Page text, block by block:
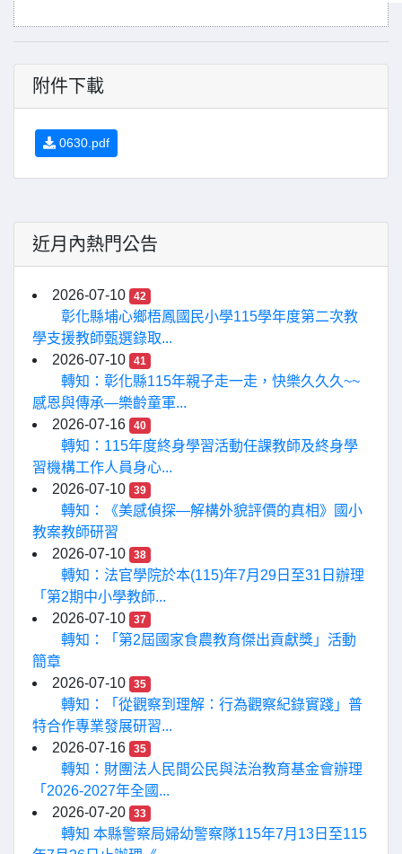
附件下載
0630.pdf
近月內熱門公告
2026-07-10 42
彰化縣埔心鄉梧鳳國民小學115學年度第二次教
學支援教師甄選錄取...
2026-07-10
41
轉知：彰化縣115年親子走一走，快樂久久久~~
感恩與傳承—樂齡童軍...
2026-07-16
40
轉知：115年度終身學習活動任課教師及終身學
習機構工作人員身心...
2026-07-10
39
轉知：《美感偵探—解構外貌評價的真相》國小
教案教師研習
2026-07-10
38
轉知：法官學院於本(115)年7月29日至31日辦理
「第2期中小學教師...
2026-07-10
37
轉知：「第2屆國家食農教育傑出貢獻獎」活動
簡章
2026-07-10
35
轉知：「從觀察到理解：行為觀察紀錄實踐」普
特合作專業發展研習...
2026-07-16
35
轉知：財團法人民間公民與法治教育基金會辦理
「2026-2027年全國...
2026-07-20
33
轉知 本縣警察局婦幼警察隊115年7月13日至115